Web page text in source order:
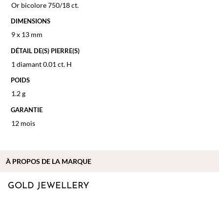
Or bicolore 750/18 ct.
DIMENSIONS
9 x 13 mm
DÉTAIL DE(S) PIERRE(S)
1 diamant 0.01 ct. H
POIDS
1.2 g
GARANTIE
12 mois
GOLD JEWELLERY
À PROPOS DE LA MARQUE